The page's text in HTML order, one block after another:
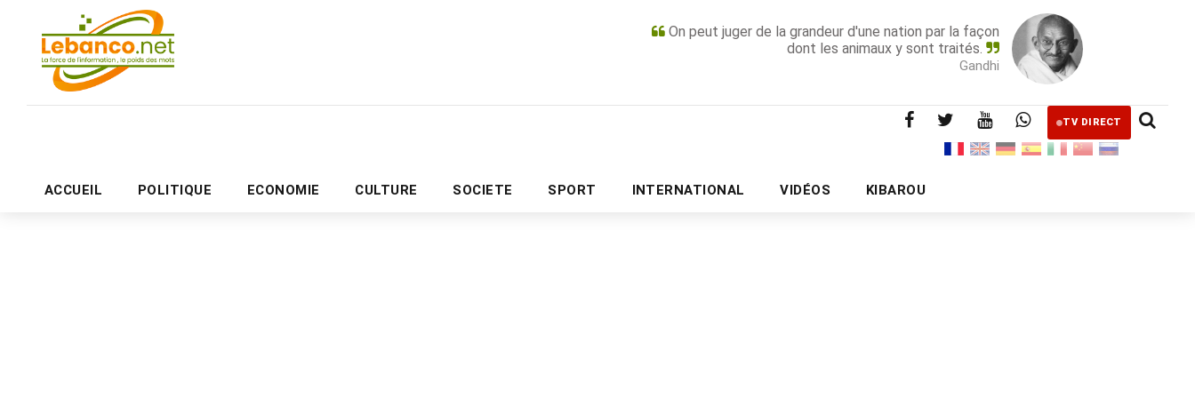
On peut juger de la grandeur d'une nation par la façon
dont les animaux y sont traités.
Gandhi
TV DIRECT
ACCUEIL POLITIQUE ECONOMIE CULTURE SOCIETE SPORT INTERNATIONAL VIDÉOS KIBAROU
PUBLICITÉ